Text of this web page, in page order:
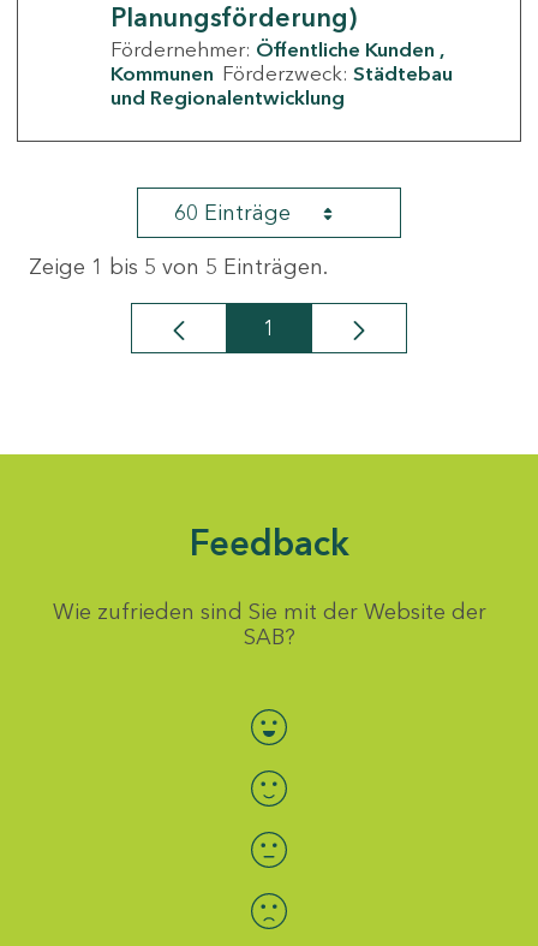
Planungsförderung)
Fördernehmer: Öffentliche Kunden
Kommunen Förderzweck: Städtebau
und Regionalentwicklung
60 Einträge
Zeige 1 bis 5 von 5 Einträgen.
Seite
1
Feedback
Wie zufrieden sind Sie mit der Website der
SAB?
Bewertung auswählen